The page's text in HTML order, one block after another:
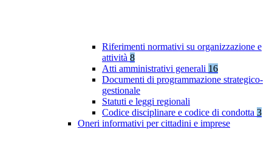
Riferimenti normativi su organizzazione e
attività 8
Atti amministrativi generali 16
Documenti di programmazione strategico-
gestionale
Statuti e leggi regionali
Codice disciplinare e codice di condotta 3
Oneri informativi per cittadini e imprese